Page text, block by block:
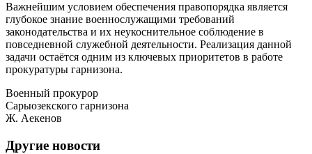
Важнейшим условием обеспечения правопорядка является
глубокое знание военнослужащими требований
законодательства и их неукоснительное соблюдение в
повседневной служебной деятельности. Реализация данной
задачи остаётся одним из ключевых приоритетов в работе
прокуратуры гарнизона.
Военный прокурор
Сарыозекского гарнизона
Ж. Аекенов
Другие новости